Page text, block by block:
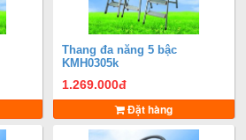
Thang đa năng 5 bậc
KMH0305k
1.269.000đ
Đặt hàng